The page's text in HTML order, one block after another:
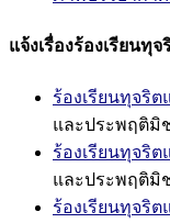
แจ้งเรื่องร้องเรียนทุจ
ร้องเรียนทุจริ
และประพฤติมิ
ร้องเรียนทุจริ
และประพฤติมิ
ร้องเรียนทุจริ